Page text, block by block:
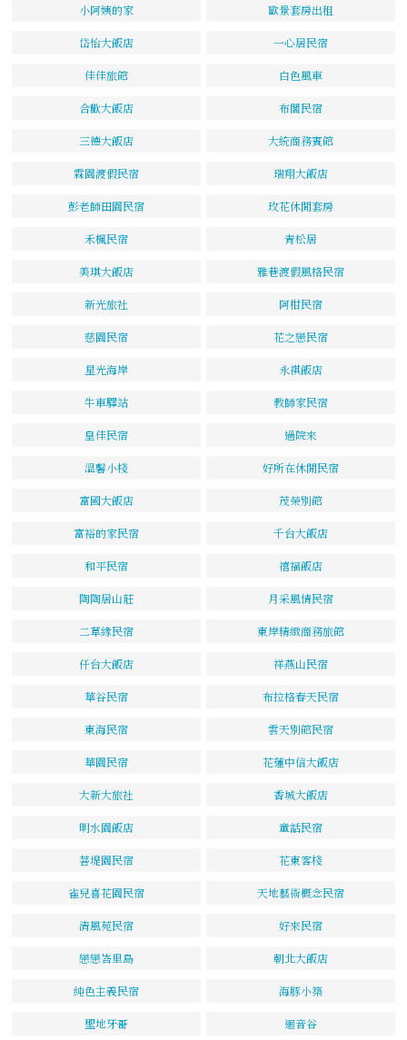
小阿姨的家 歐景套房出租
岱怡大飯店 一心居民宿
佳佳旅館 白色風車
合歡大飯店 布閣民宿
三德大飯店 大統商務賓館
霖園渡假民宿 瑞翔大飯店
彭老師田園民宿 玫花休閒套房
禾楓民宿 青松居
美琪大飯店 雅巷渡假風格民宿
新光旅社 阿柑民宿
慈園民宿 花之戀民宿
星光海岸 永祺飯店
牛車驛站 教師家民宿
皇佳民宿 過院來
溫馨小棧 好所在休閒民宿
富國大飯店 茂榮別館
富裕的家民宿 千台大飯店
和平民宿 禧福飯店
陶陶居山莊 月采風情民宿
二草緣民宿 東岸精緻商務旅館
仟台大飯店 祥燕山民宿
華谷民宿 布拉格春天民宿
東海民宿 雲天別館民宿
華園民宿 花蓮中信大飯店
大新大旅社 香城大飯店
明水園飯店 童話民宿
菩堤園民宿 花東客棧
雀兒喜花園民宿 天地藝術概念民宿
清風苑民宿 好來民宿
戀戀峇里島 朝北大飯店
純色主義民宿 海豚小築
聖地牙哥 迴音谷